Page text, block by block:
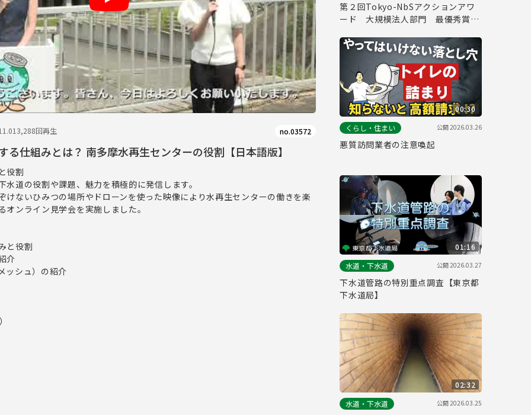
3,288回再生 no.03572
る仕組みとは？ 南多摩水再生センターの役割【日本語版】
役割
水道の役割や課題、魅力を積極的に発信します。
けないひみつの場所やドローンを使った映像により水再生センターの働きを楽
オンライン見学会を実施しました。
と役割
介
ッシュ）の紹介
第２回Tokyo-NbSアクションアワ
ード 大規模法人部門 最優秀賞取
00:30
くらし・住まい
公開2026.03.26
悪質訪問業者の注意喚起
01:16
水道・下水道
公開2026.03.27
下水道管路の特別重点調査【東京都
下水道局】
02:32
水道・下水道
公開2026.03.25